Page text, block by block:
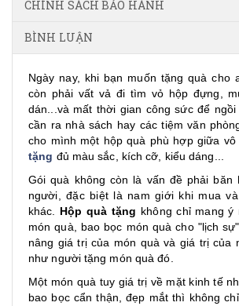
CHÍNH SÁCH BẢO HÀNH
BÌNH LUẬN
Ngày nay, khi bạn muốn tặng quà cho
còn phải vất vả đi tìm vỏ hộp đựng,
dán...và mất thời gian công sức để
cần ra nhà sách hay các tiệm văn
cho mình một hộp quà phù hợp giữa vô
tặng đủ màu sắc, kích cỡ, kiểu dáng...
Gói quà không còn là vấn đề phải băn
người, đặc biệt là nam giới khi mua
khác. Hộp quà tặng không chỉ mang ý
món quà, bao bọc món quà cho "lịch
nâng giá trị của món quà và giá trị của
như người tặng món quà đó.
Một món quà tuy giá trị về mặt kinh tế
bao bọc cẩn thận, đẹp mắt thì không